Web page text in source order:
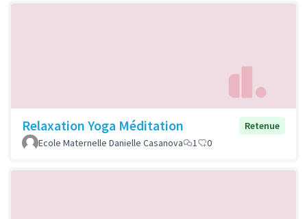
Relaxation Yoga Méditation
Retenue
Ecole Maternelle Danielle Casanova
1 0